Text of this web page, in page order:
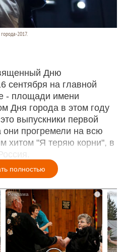
2017.
Дню
сентября на главной
- площади имени
Дня города в этом году
выпускники первой
они прогремели на всю
хитом "Я теряю корни", в
полностью